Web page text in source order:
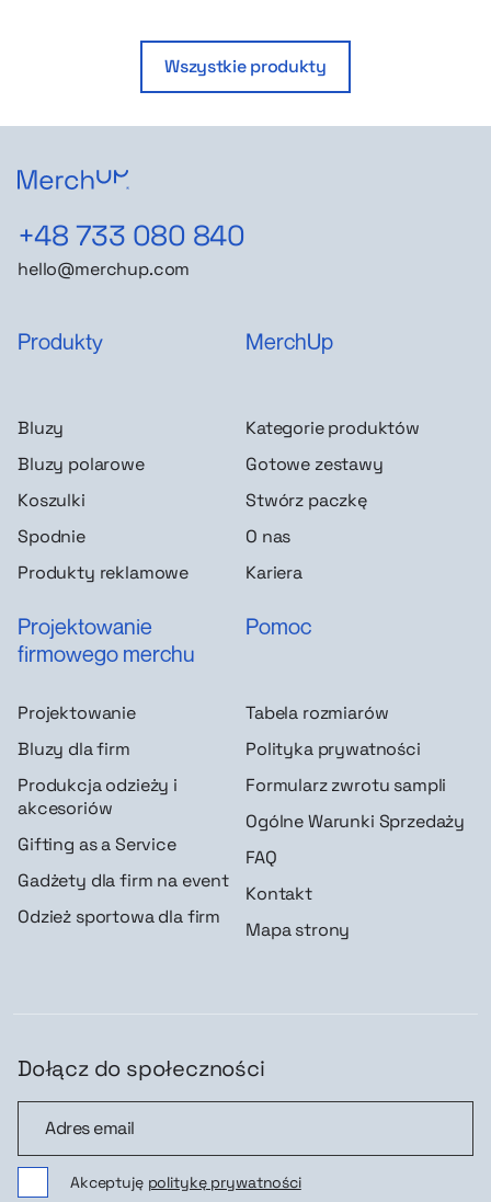
Wszystkie produkty
+48 733 080 840
hello@merchup.com
Produkty
Bluzy
Bluzy polarowe
Koszulki
Spodnie
Produkty reklamowe
MerchUp
Kategorie produktów
Gotowe zestawy
Stwórz paczkę
O nas
Kariera
Projektowanie
firmowego merchu
Projektowanie
Bluzy dla firm
Produkcja odzieży i
akcesoriów
Gifting as a Service
Gadżety dla firm na event
Odzież sportowa dla firm
Pomoc
Tabela rozmiarów
Polityka prywatności
Formularz zwrotu sampli
Ogólne Warunki Sprzedaży
FAQ
Kontakt
Mapa strony
Dołącz do społeczności
Akceptuję politykę prywatności